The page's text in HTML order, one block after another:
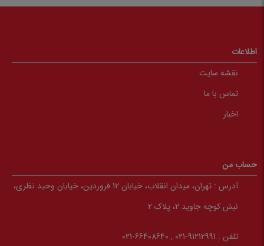
اطلاعات
نقشه سایت
تماس با ما
اخبار
حساب من
آدرس :
تهران، میدان انقلاب، خیابان 12 فروردین، خیابان وحید نظری،
نبش کوچه جاوید 2، پلاک 2
تلفن : 91212991-021 , 66408640-021